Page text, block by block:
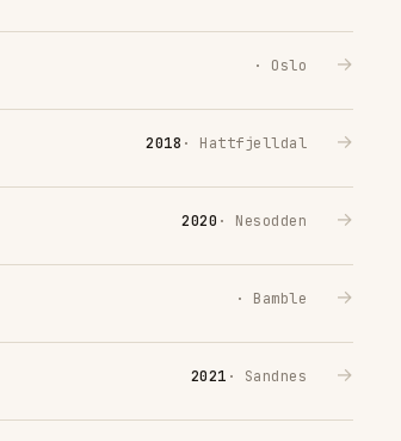
· Oslo →
2018 · Hattfjelldal →
2020 · Nesodden →
· Bamble →
2021 · Sandnes →